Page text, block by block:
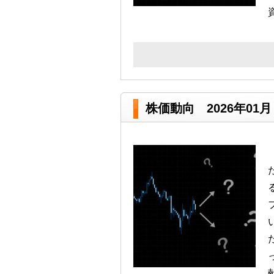
株価動向 2026年01月